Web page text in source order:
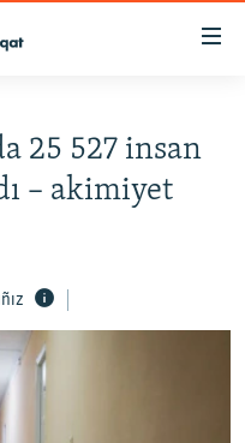
25 527 insan
– akimiyet